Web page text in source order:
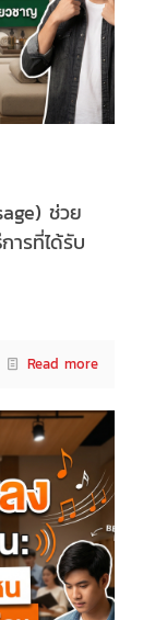
ช่วย
ารที่ได้รับ
Read more